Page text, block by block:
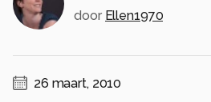
door Ellen1970
26 maart, 2010